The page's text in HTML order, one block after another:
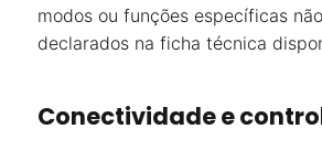
modos ou funções específicas
declarados na ficha técnica
Conectividade e